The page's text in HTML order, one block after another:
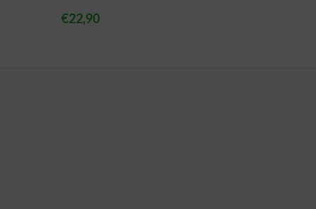
€22,90